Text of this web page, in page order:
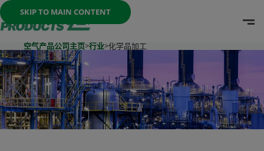
SKIP TO MAIN CONTENT
Once the menu is open you can move between options
空气产品公司主页>行业>化学品加工